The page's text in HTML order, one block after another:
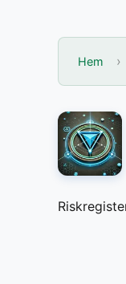
Hem